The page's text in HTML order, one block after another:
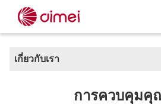
เกี่ยวกับเรา
การควบคุมคุ